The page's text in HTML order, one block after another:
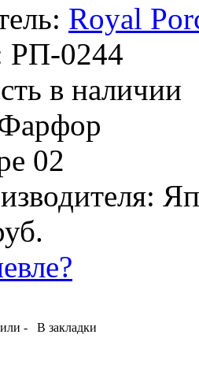
Royal
РП-0244
в наличии
02
-
В закладки